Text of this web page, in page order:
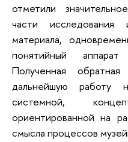
отметили
части исследования
материала,
понятийный
Полученная
дальнейшую работу
системной,
ориентированной на
смысла процессов